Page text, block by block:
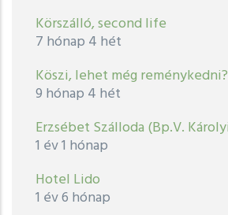
Körszálló, second life
7 hónap 4 hét
Köszi, lehet még reménykedni?
9 hónap 4 hét
Erzsébet Szálloda (Bp.V.
1 év 1 hónap
Hotel Lido
1 év 6 hónap